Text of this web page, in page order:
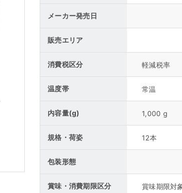
メーカー発売日
販売エリア
消費税区分 軽減税率
温度帯 常温
内容量(g) 1,000 g
規格・荷姿 12本
包装形態
賞味・消費期限区分 賞味期限対